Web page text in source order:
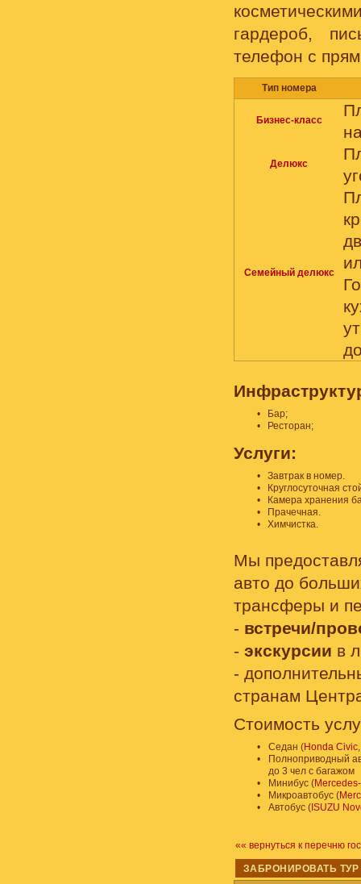
гардероб,
телефон с
Тип номера
Бизнес-класс
Делюкс
Семейный делюкс
•
Бар;
•
Ресторан;
Услуги:
•
Завтрак в номер.
•
Круглосуточная
•
Камера хранения
•
Прачечная.
•
Химчистка.
Мы
авто до
трансферы и
- встречи/
- экскурсии в
-
странам
Стоимость
• Седан (Honda Civic
•
Полноприводный
до 3 чел с багажом
•
Минибус (
•
Микроавтобус (
•
Автобус (ISUZU
«« вернуться к перечню
ЗАБРОНИРОВАТЬ ТУР